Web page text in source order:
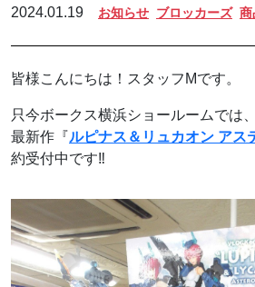
2024.01.19 お知らせ ブロッカーズ 商
皆様こんにちは！スタッフMです。
只今ボークス横浜ショールームでは
最新作『ルピナス＆リュカオン アス
約受付中です‼